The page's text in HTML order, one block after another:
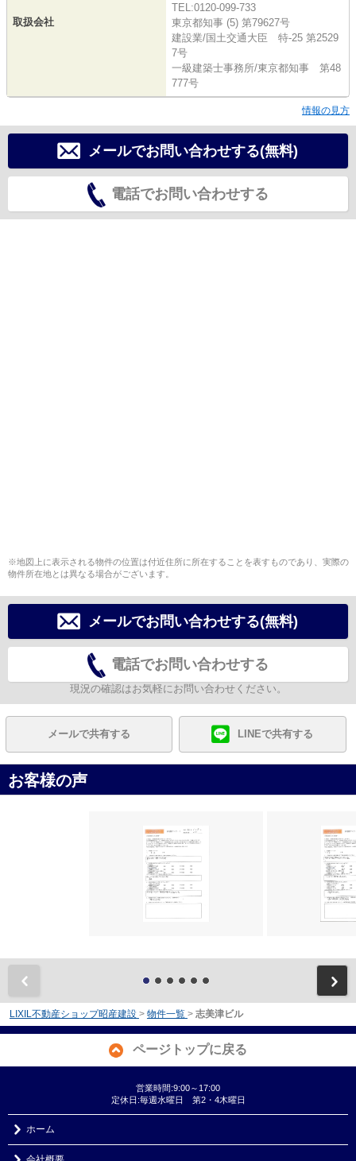
取扱会社
TEL:0120-099-733
東京都知事 (5) 第79627号
建設業/国土交通大臣 特-25 第2529
7号
一級建築士事務所/東京都知事 第48
777号
情報の見方
メールでお問い合わせする(無料)
電話でお問い合わせする
※地図上に表示される物件の位置は付近住所に所在することを表すものであり、実際の
物件所在地とは異なる場合がございます。
メールでお問い合わせする(無料)
電話でお問い合わせする
現況の確認はお気軽にお問い合わせください。
メールで共有する LINEで共有する
お客様の声
LIXIL不動産ショップ昭産建設 > 物件一覧 > 志美津ビル
ページトップに戻る
営業時間:9:00～17:00
定休日:毎週水曜日 第2・4木曜日
ホーム